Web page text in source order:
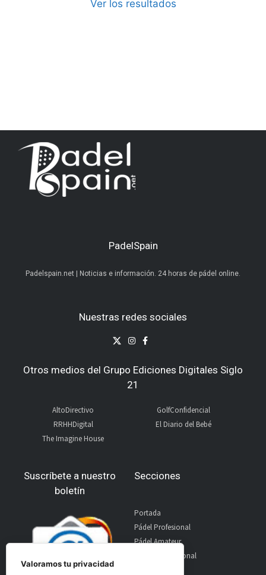
Ver los resultados
PadelSpain
Padelspain.net | Noticias e información. 24 horas de pádel online.
Nuestras redes sociales
Otros medios del Grupo Ediciones Digitales Siglo
21
AltoDirectivo
RRHHDigital
The Imagine House
GolfConfidencial
El Diario del Bebé
Suscríbete a nuestro
boletín
Secciones
Portada
Pádel Profesional
Pádel Amateur
Pádel Internacional
Valoramos tu privacidad